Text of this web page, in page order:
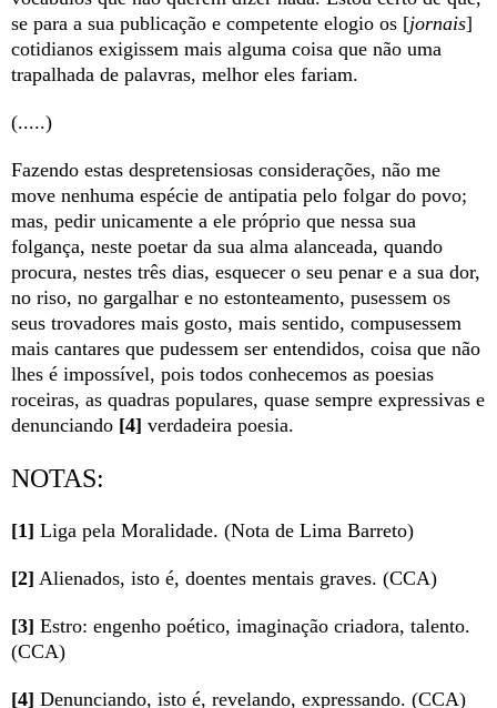
se para a sua publicação e competente elogio os [jornais]
cotidianos exigissem mais alguma coisa que não uma
trapalhada de palavras, melhor eles fariam.
(.....)
Fazendo estas despretensiosas considerações, não me
move nenhuma espécie de antipatia pelo folgar do povo;
mas, pedir unicamente a ele próprio que nessa sua
folgança, neste poetar da sua alma alanceada, quando
procura, nestes três dias, esquecer o seu penar e a sua dor,
no riso, no gargalhar e no estonteamento, pusessem os
seus trovadores mais gosto, mais sentido, compusessem
mais cantares que pudessem ser entendidos, coisa que não
lhes é impossível, pois todos conhecemos as poesias
roceiras, as quadras populares, quase sempre expressivas e
denunciando [4] verdadeira poesia.
NOTAS:
[1] Liga pela Moralidade. (Nota de Lima Barreto)
[2] Alienados, isto é, doentes mentais graves. (CCA)
[3] Estro: engenho poético, imaginação criadora, talento.
(CCA)
[4] Denunciando, isto é, revelando, expressando. (CCA)